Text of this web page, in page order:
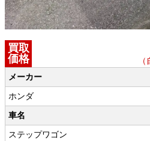
買取
価格
メーカー
ホンダ
車名
ステップワゴン